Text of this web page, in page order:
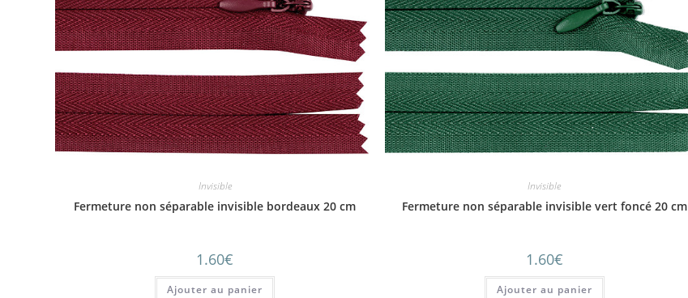
Invisible
Fermeture non séparable invisible bordeaux 20 cm
1.60€
Ajouter au panier
Invisible
Fermeture non séparable invisible vert foncé 20 cm
1.60€
Ajouter au panier